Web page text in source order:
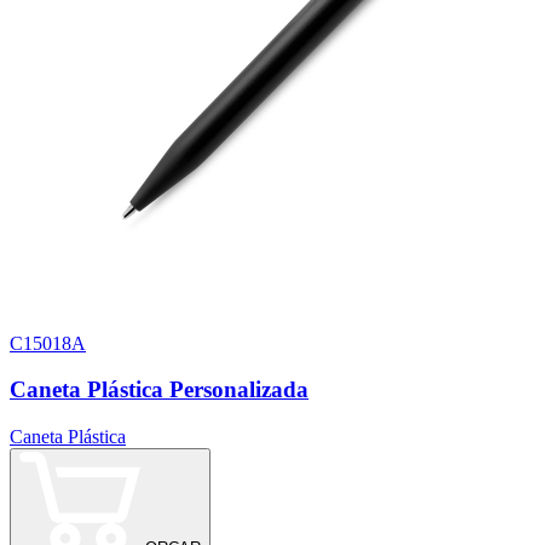
C15018A
Caneta Plástica Personalizada
Caneta Plástica